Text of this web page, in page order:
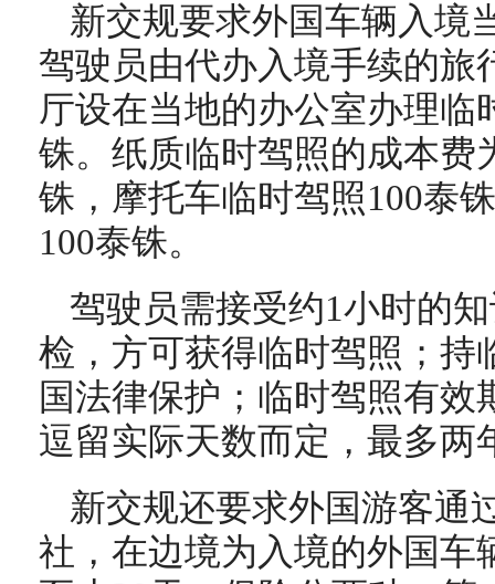
新交规要求外国车辆入境
驾驶员由代办入境手续的旅
厅设在当地的办公室办理临
铢。纸质临时驾照的成本费
铢，摩托车临时驾照100泰
100泰铢。
驾驶员需接受约1小时的
检，方可获得临时驾照；持
国法律保护；临时驾照有
逗留实际天数而定，最多两
新交规还要求外国游客通
社，在边境为入境的外国车